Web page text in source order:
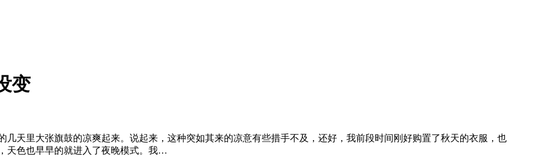
变
几天里大张旗鼓的凉爽起来。说起来，这种突如其来的凉意有些措手不及，还好，我前段时间刚好购置了秋天的衣服，也
天色也早早的就进入了夜晚模式。我…